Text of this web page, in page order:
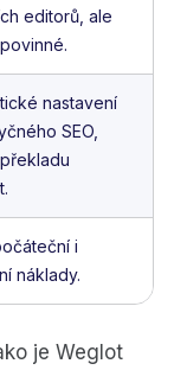
editorů, ale
nastavení
SEO,
i
náklady.
je Weglot